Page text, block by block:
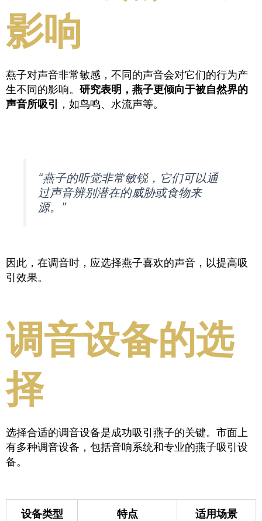
影响
燕子对声音非常敏感，不同的声音会对它们的行为产
生不同的影响。 研究表明，燕子更倾向于被自然界的
声音所吸引
，如鸟鸣、水流声等。
“燕子的听觉非常敏锐，它们可以通
过声音辨别潜在的威胁或食物来
源。”
因此，在调音时，应选择燕子喜欢的声音，以提高吸
引效果。
调音设备的选
择
选择合适的调音设备是成功吸引燕子的关键。市面上
有多种调音设备，包括音响系统和专业的燕子吸引设
备。
设备类型 特点 适用场景